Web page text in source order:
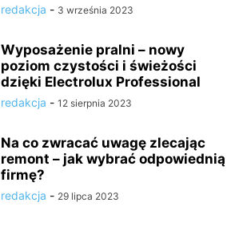
redakcja - 3 września 2023
Wyposażenie pralni – nowy
poziom czystości i świeżości
dzięki Electrolux Professional
redakcja - 12 sierpnia 2023
Na co zwracać uwagę zlecając
remont – jak wybrać odpowiednią
firmę?
redakcja - 29 lipca 2023